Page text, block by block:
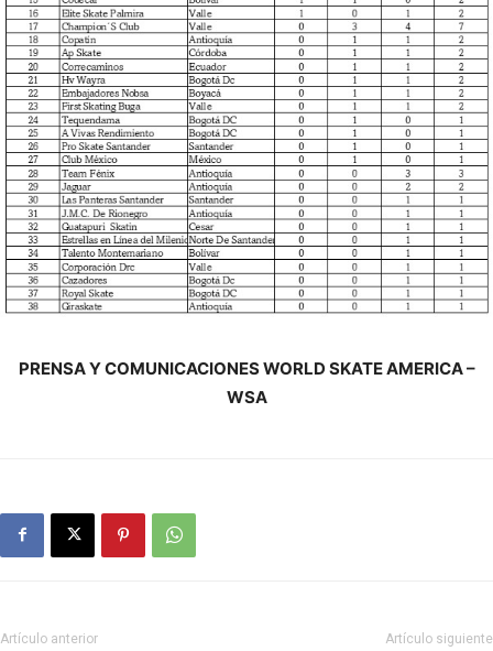
PRENSA Y COMUNICACIONES WORLD SKATE AMERICA –
WSA
Artículo anterior Artículo siguiente